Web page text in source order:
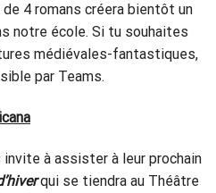
4 romans créera bientôt un
notre école. Si tu souhaites
médiévales-fantastiques,
par Teams.
invite à assister à leur prochain
qui se tiendra au Théâtre